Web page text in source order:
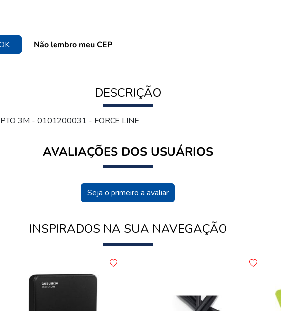
Não lembro meu CEP
DESCRIÇÃO
3M - 0101200031 - FORCE LINE
AVALIAÇÕES DOS USUÁRIOS
Seja o primeiro a avaliar
INSPIRADOS NA SUA NAVEGAÇÃO